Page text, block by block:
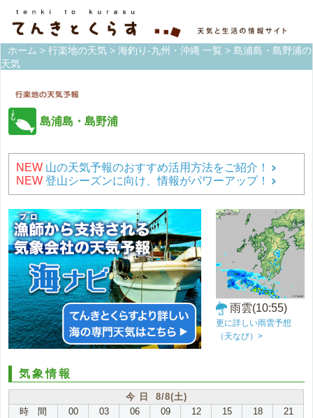
ホーム > 行楽地の天気 > 海釣り-九州・沖縄 一覧 > 島浦島・島野浦の
天気
島浦島・島野浦
NEW 山の天気予報のおすすめ活用方法をご紹介！
NEW 登山シーズンに向け、情報がパワーアップ！
雨雲(10:55)
更に詳しい雨雲予想
（天なび）>
気象情報
今 日 8/8(土)
時 間
00 03 06 09 12 15 18 21